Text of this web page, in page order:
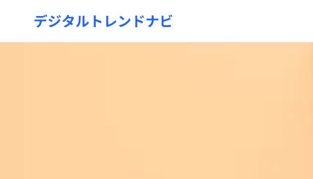
デジタルトレンドナビ